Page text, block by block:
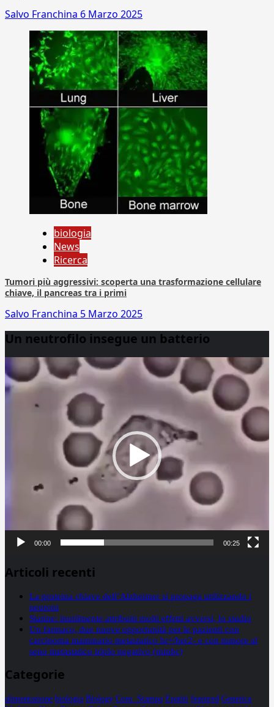
Salvo Franchina 6 Marzo 2025
biologia
News
Ricerca
Tumori più aggressivi: scoperta una trasformazione cellulare
chiave, il pancreas tra i primi
Salvo Franchina 5 Marzo 2025
Un neutrofilo insegue un batterio
Player
00:00 00:25
Articoli recenti
La proteina chiave dell’Alzheimer si propaga utilizzando i
neuroni
Statine: inutilmente attribuiti molti effetti avversi, lo studio
Un farmaco, due nuove opportunità per le pazienti con
carcinoma mammario metastatico hr+/her2- e con tumore al
seno metastatico triplo negativo (mtnbc)
Categorie
alimentazione biologia Biology Com. Stampa Epatiti featured Genetica